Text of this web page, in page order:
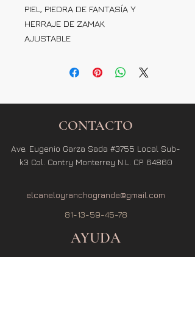
PIEL, PIEDRA DE FANTASÍA Y
HERRAJE DE ZAMAK
AJUSTABLE
CONTACTO
Ave. Eugenio Garza Sada #3755 Local Sub-
k3 Col. Contry Monterrey N.L. CP. 64860
elcaneloyranchogrande@gmail.com
81-13-59-45-78
AYUDA